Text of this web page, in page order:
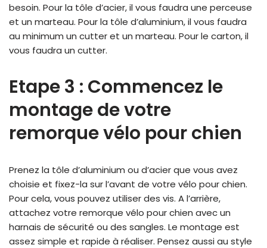
besoin. Pour la tôle d’acier, il vous faudra une perceuse
et un marteau. Pour la tôle d’aluminium, il vous faudra
au minimum un cutter et un marteau. Pour le carton, il
vous faudra un cutter.
Etape 3 : Commencez le
montage de votre
remorque vélo pour chien
Prenez la tôle d’aluminium ou d’acier que vous avez
choisie et fixez-la sur l’avant de votre vélo pour chien.
Pour cela, vous pouvez utiliser des vis. A l’arrière,
attachez votre remorque vélo pour chien avec un
harnais de sécurité ou des sangles. Le montage est
assez simple et rapide à réaliser. Pensez aussi au style